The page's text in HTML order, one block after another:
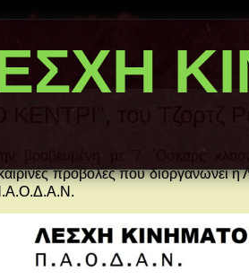
ΚΕΝΤΡΙ”, του Τζορτζ
βραβευμένη με 7 ΄Οσκαρς
προβολές που διοργανώνει